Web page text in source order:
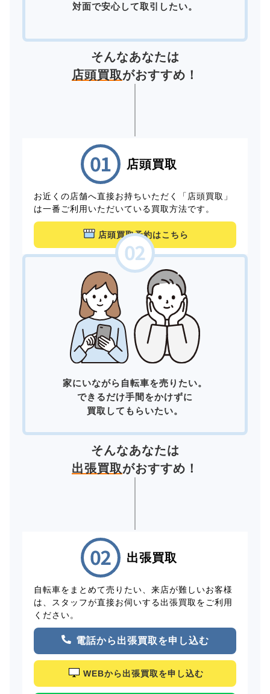
対面で安心して取引したい。
そんなあなたは
店頭買取がおすすめ！
店頭買取
お近くの店舗へ直接お持ちいただく「店頭買取」
は一番ご利用いただいている買取方法です。
店頭買取予約はこちら
家にいながら自転車を売りたい。
できるだけ手間をかけずに
買取してもらいたい。
そんなあなたは
出張買取がおすすめ！
出張買取
自転車をまとめて売りたい、来店が難しいお客様
は、スタッフが直接お伺いする出張買取をご利用
ください。
電話から出張買取を申し込む
WEBから出張買取を申し込む